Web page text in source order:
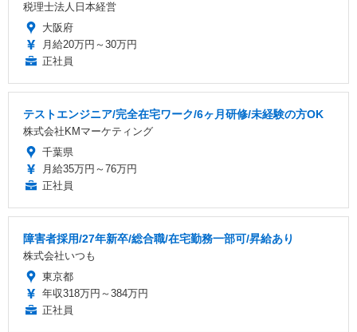
税理士法人日本経営
大阪府
月給20万円～30万円
正社員
テストエンジニア/完全在宅ワーク/6ヶ月研修/未経験の方OK
株式会社KMマーケティング
千葉県
月給35万円～76万円
正社員
障害者採用/27年新卒/総合職/在宅勤務一部可/昇給あり
株式会社いつも
東京都
年収318万円～384万円
正社員